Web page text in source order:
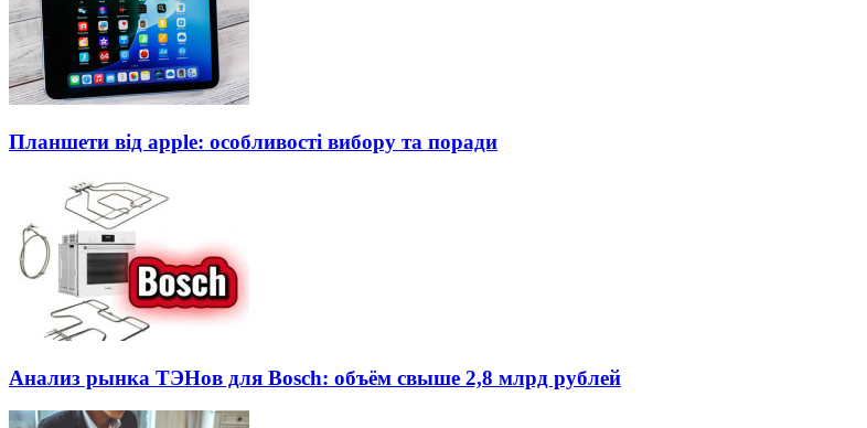
Планшети від apple: особливості вибору та поради
Анализ рынка ТЭНов для Bosch: объём свыше 2,8 млрд рублей